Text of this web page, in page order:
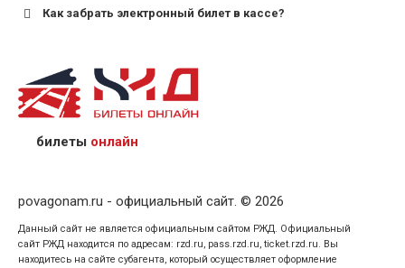
Как забрать электронный билет в кассе?
назвав кассиру 14-значный номер заказа;
предъявив удостоверение личности пассажира, на
кого оформлен билет.
билеты онлайн
povagonam.ru - официальный сайт. © 2026
Данный сайт не является официальным сайтом РЖД. Официальный
сайт РЖД находится по адресам: rzd.ru, pass.rzd.ru, ticket.rzd.ru. Вы
находитесь на сайте субагента, который осуществляет оформление